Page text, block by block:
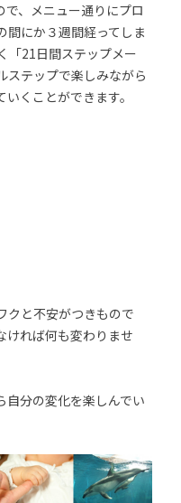
で、メニュー通りにプロ
間にか３週間経ってしま
「21日間ステップメー
ステップで楽しみながら
くことができます。
クと不安がつきもので
ければ何も変わりませ
自分の変化を楽しんでい